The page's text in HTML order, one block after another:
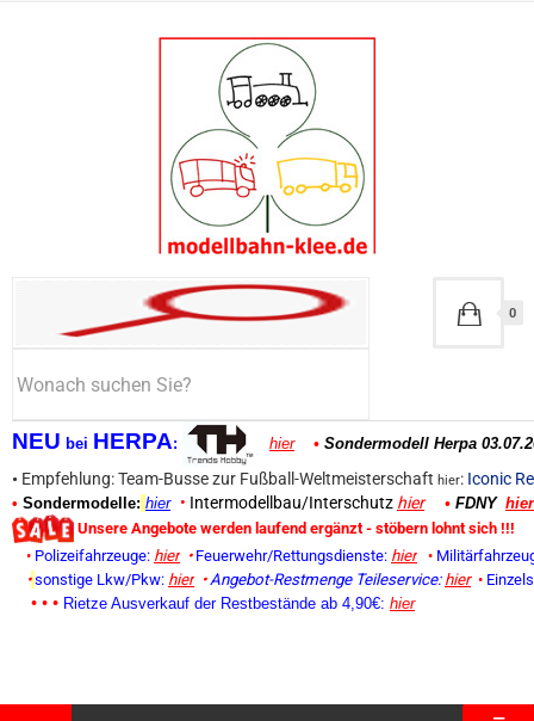
NEU bei HERPA: hier • Sondermodell Herpa
• Empfehlung: Team-Busse zur Fußball-Weltmeisterschaft hier: Iconic
• Sondermodelle: hier • Intermodellbau/Interschutz hier • FDNY hier
Unsere Angebote werden laufend ergänzt - stöbern lohnt sich !!!
• Polizeifahrzeuge: hier • Feuerwehr/Rettungsdienste: hier •
• sonstige Lkw/Pkw: hier • Angebot-Restmenge Teileservice: hier •
• • • Rietze Ausverkauf der Restbestände ab 4,90€: hier
0